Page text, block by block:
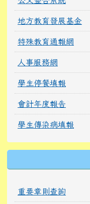
地方教育發展基金
特殊教育通報網
人事服務網
學生停餐填報
會計年度報告
學生傳染病填報
重要章則查詢